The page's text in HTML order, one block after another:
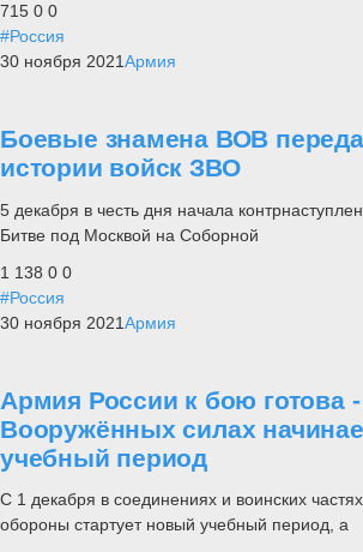
715 0 0
#Россия
30 ноября 2021Армия
Боевые знамена ВОВ
истории войск ЗВО
5 декабря в честь дня начала
Битве под Москвой на Соборной
1 138 0 0
#Россия
30 ноября 2021Армия
Армия России к бою готова
Вооружённых силах
учебный период
С 1 декабря в соединениях и воинских
обороны стартует новый учебный период, а